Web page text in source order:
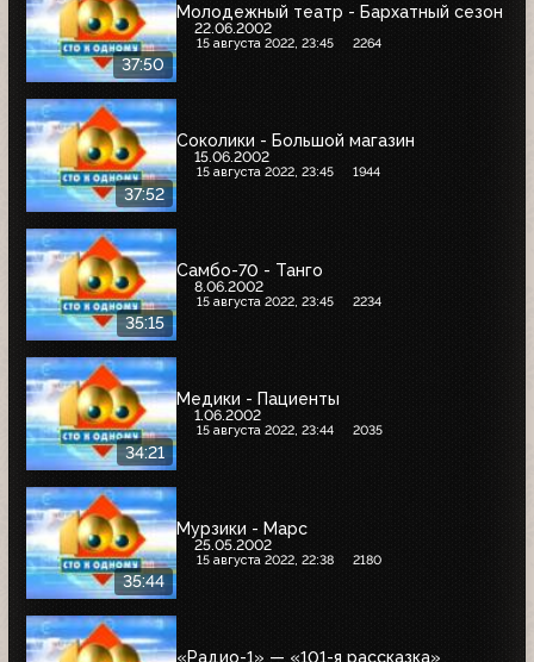
37:50
Молодежный театр - Бархатный сезон
22.06.2002
15 августа 2022, 23:45 2264
37:52
Соколики - Большой магазин
15.06.2002
15 августа 2022, 23:45 1944
35:15
Самбо-70 - Танго
8.06.2002
15 августа 2022, 23:45 2234
34:21
Медики - Пациенты
1.06.2002
15 августа 2022, 23:44 2035
35:44
Мурзики - Марс
25.05.2002
15 августа 2022, 22:38 2180
«Радио-1» — «101-я рассказка»